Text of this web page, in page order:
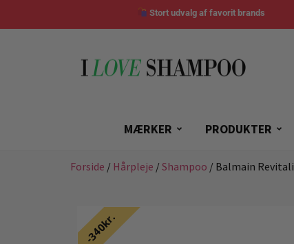
Stort udvalg af favorit brands
MÆRKER PRODUKTER
Forside / Hårpleje /Shampoo / Balmain
340kr.